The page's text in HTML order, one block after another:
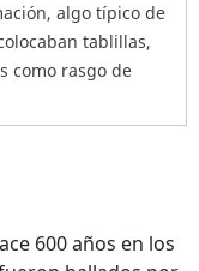
algo típico de
tablillas,
como rasgo de
600 años en los